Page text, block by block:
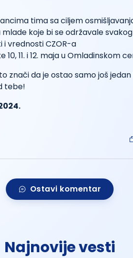
tima sa ciljem
koje bi se održavale
i vrednosti CZOR-a
11. i 12. maja u Omladinskom
znači da je ostao samo još
tebe!
Ostavi komentar
Najnovije vesti